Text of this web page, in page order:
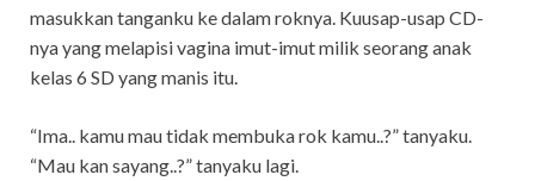
masukkan tanganku ke dalam roknya. Kuusap-usap CD-
nya yang melapisi vagina imut-imut milik seorang anak
kelas 6 SD yang manis itu.
“Ima.. kamu mau tidak membuka rok kamu..?” tanyaku.
“Mau kan sayang..?” tanyaku lagi.